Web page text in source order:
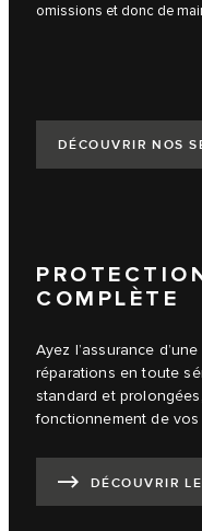
omissions et donc de
DÉCOUVRIR NOS
COMPLÈTE
Ayez l’assurance
réparations en toute
standard et
fonctionnement de vos
DÉCOUVRIR